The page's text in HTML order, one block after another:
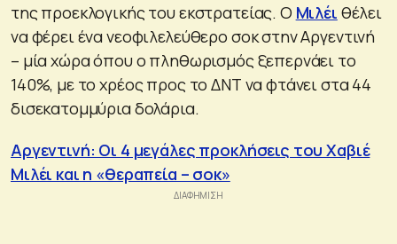
της προεκλογικής του εκστρατείας. Ο Μιλέι θέλει
να φέρει ένα νεοφιλελεύθερο σοκ στην Αργεντινή
– μία χώρα όπου ο πληθωρισμός ξεπερνάει το
140%, με το χρέος προς το ΔΝΤ να φτάνει στα 44
δισεκατομμύρια δολάρια.
Αργεντινή: Οι 4 μεγάλες προκλήσεις του Χαβιέ
Μιλέι και η «θεραπεία – σοκ»